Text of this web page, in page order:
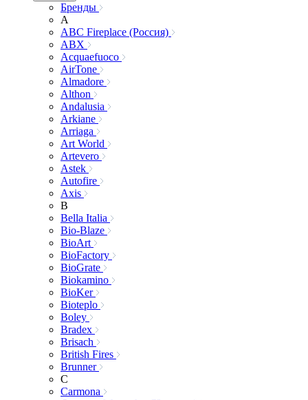
Бренды
A
ABC Fireplace (Россия)
ABX
Acquaefuoco
AirTone
Almadore
Althon
Andalusia
Arkiane
Arriaga
Art World
Artevero
Astek
Autofire
Axis
B
Bella Italia
Bio-Blaze
BioArt
BioFactory
BioGrate
Biokamino
BioKer
Bioteplo
Boley
Bradex
Brisach
British Fires
Brunner
C
Carmona